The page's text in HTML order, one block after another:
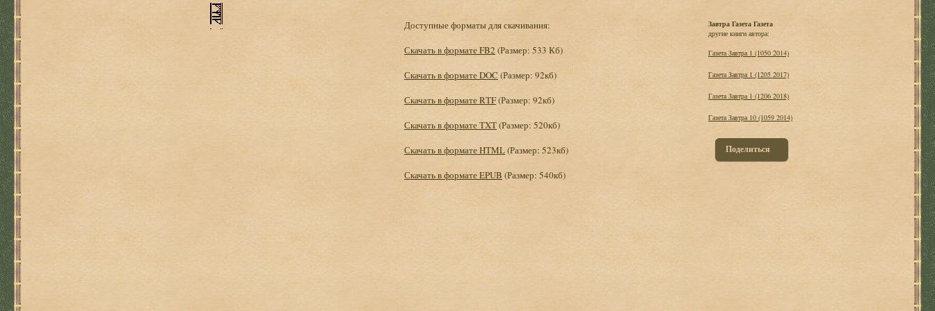
Доступные форматы для скачивания:
Скачать в формате FB2 (Размер: 533 Кб)
Скачать в формате DOC (Размер: 92кб)
Скачать в формате RTF(Размер: 92кб)
Скачать в формате TXT(Размер: 520кб)
Скачать в формате HTML(Размер: 523кб)
Скачать в формате EPUB (Размер: 540кб)
Завтра Газета Газета
другие книги автора:
Газета Завтра 1 (1050 2014)
Газета Завтра 1 (1205 2017)
Газета Завтра 1 (1206 2018)
Газета Завтра 10 (1059 2014)
Поделиться